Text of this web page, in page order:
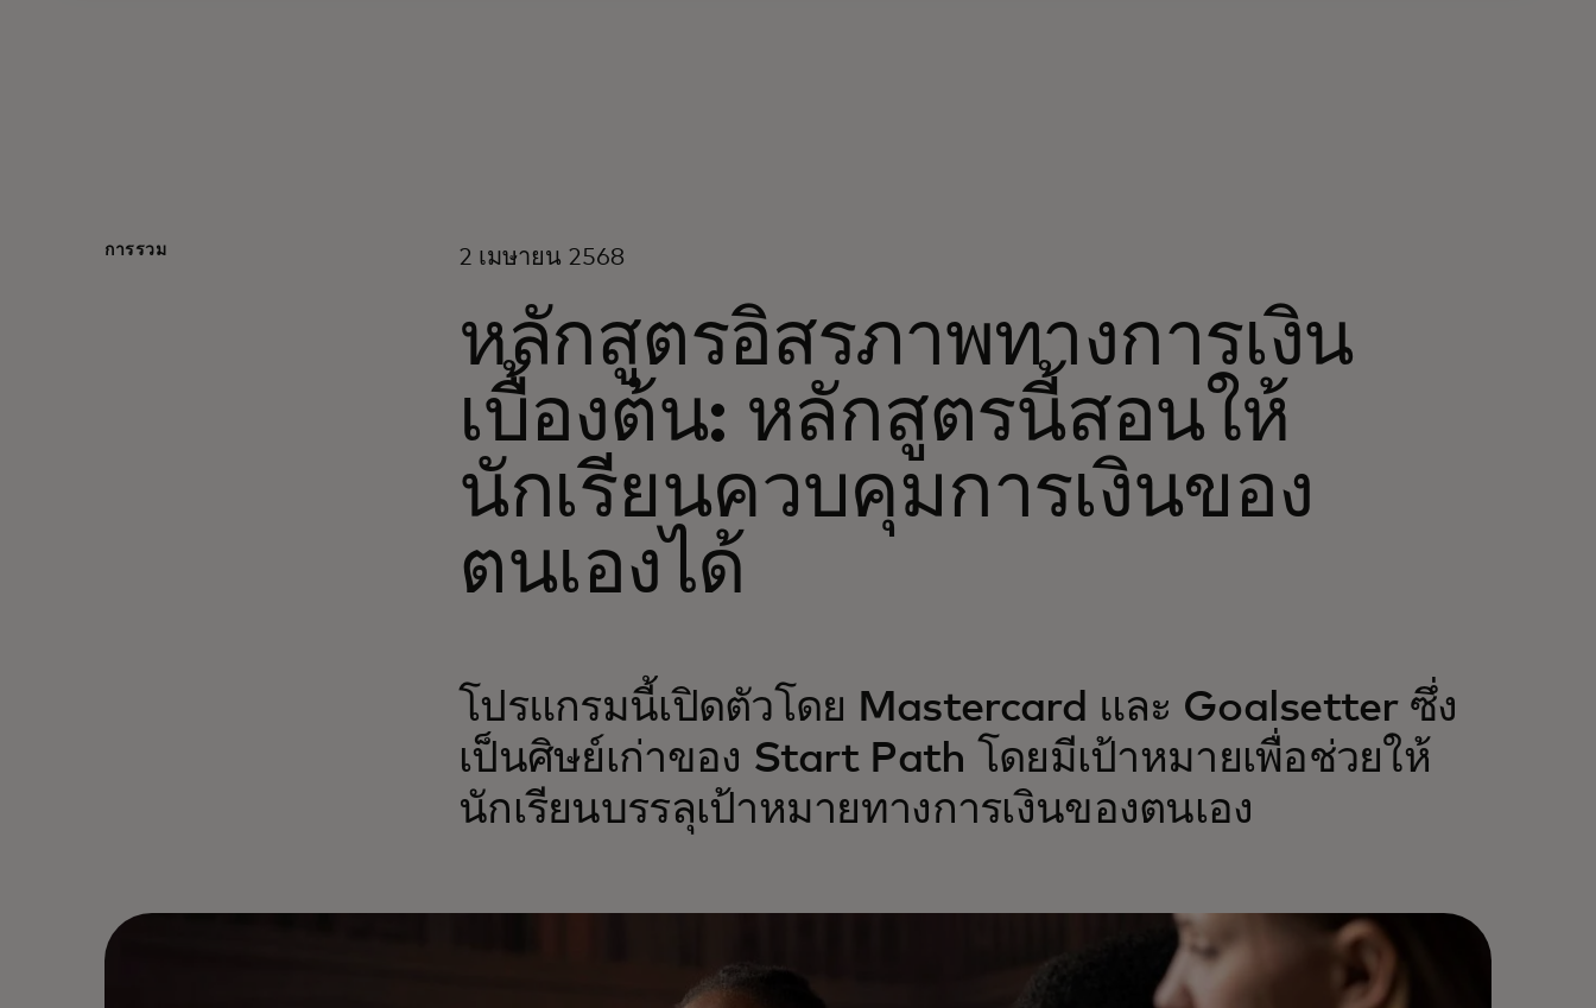
การรวม 2 เมษายน 2568
หลักสูตรอิสรภาพทางการเงิน
เบื้องต้น: หลักสูตรนี้สอนให้
นักเรียนควบคุมการเงินของ
ตนเองได้
โปรแกรมนี้เปิดตัวโดย Mastercard และ Goalsetter ซึ่ง
เป็นศิษย์เก่าของ Start Path โดยมีเป้าหมายเพื่อช่วยให้
นักเรียนบรรลุเป้าหมายทางการเงินของตนเอง